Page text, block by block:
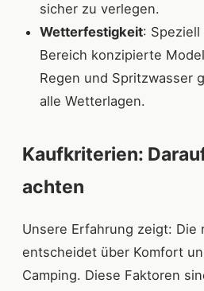
sicher zu verlegen.
Wetterfestigkeit:
Bereich konzipierte
Regen und Spritzwasser
alle Wetterlagen.
Kaufkriterien:
achten
Unsere Erfahrung zeigt: Die
entscheidet über Komfort
Camping. Diese Faktoren